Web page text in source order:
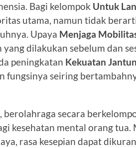
Bagi kelompok Untuk
utama, namun tidak
Upaya Menjaga
yang dilakukan sebelum dan
peningkatan Kekuatan
fungsinya seiring
berolahraga secara
kesehatan mental orang tua.
rasa kesepian dapat